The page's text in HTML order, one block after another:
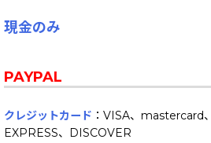
現金のみ
PAYPAL
クレジットカード ：VISA、mastercard
EXPRESS、DISCOVER